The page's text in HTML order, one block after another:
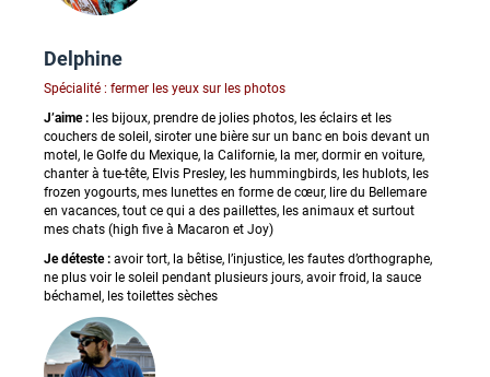
Delphine
Spécialité : fermer les yeux sur les photos
J’aime : les bijoux, prendre de jolies photos, les éclairs et les
couchers de soleil, siroter une bière sur un banc en bois devant un
motel, le Golfe du Mexique, la Californie, la mer, dormir en voiture,
chanter à tue-tête, Elvis Presley, les hummingbirds, les hublots, les
frozen yogourts, mes lunettes en forme de cœur, lire du Bellemare
en vacances, tout ce qui a des paillettes, les animaux et surtout
mes chats (high five à Macaron et Joy)
Je déteste : avoir tort, la bêtise, l’injustice, les fautes d’orthographe,
ne plus voir le soleil pendant plusieurs jours, avoir froid, la sauce
béchamel, les toilettes sèches